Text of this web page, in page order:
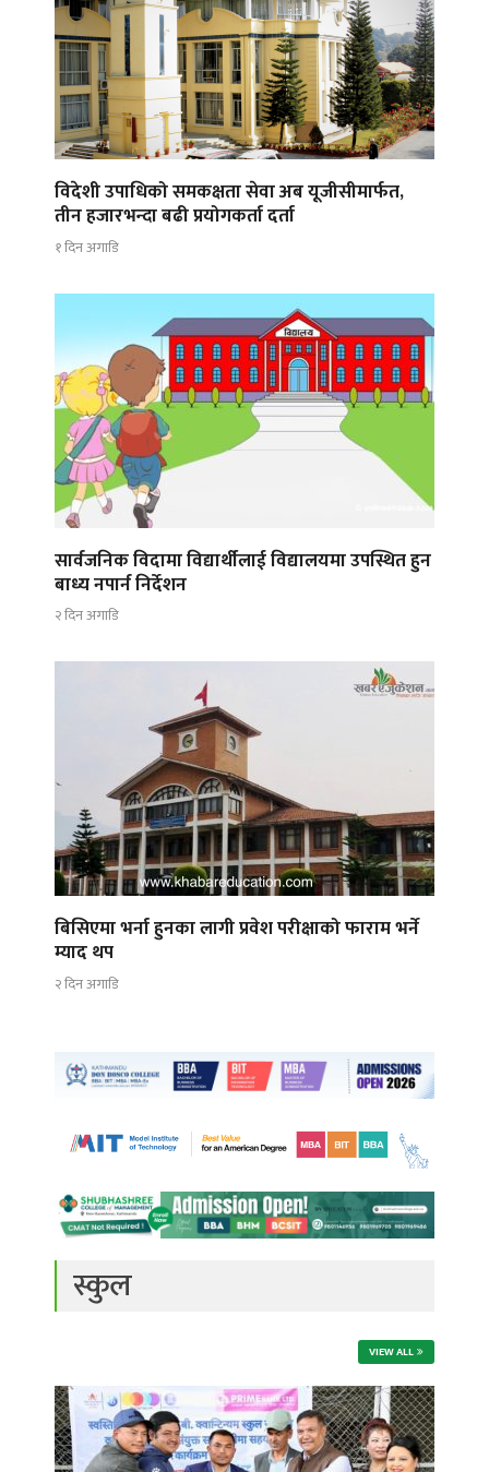
विदेशी उपाधिको समकक्षता सेवा अब यूजीसीमार्फत,
तीन हजारभन्दा बढी प्रयोगकर्ता दर्ता
१ दिन अगाडि
सार्वजनिक विदामा विद्यार्थीलाई विद्यालयमा उपस्थित हुन
बाध्य नपार्न निर्देशन
२ दिन अगाडि
बिसिएमा भर्ना हुनका लागी प्रवेश परीक्षाको फाराम भर्ने
म्याद थप
२ दिन अगाडि
स्कुल
VIEW ALL